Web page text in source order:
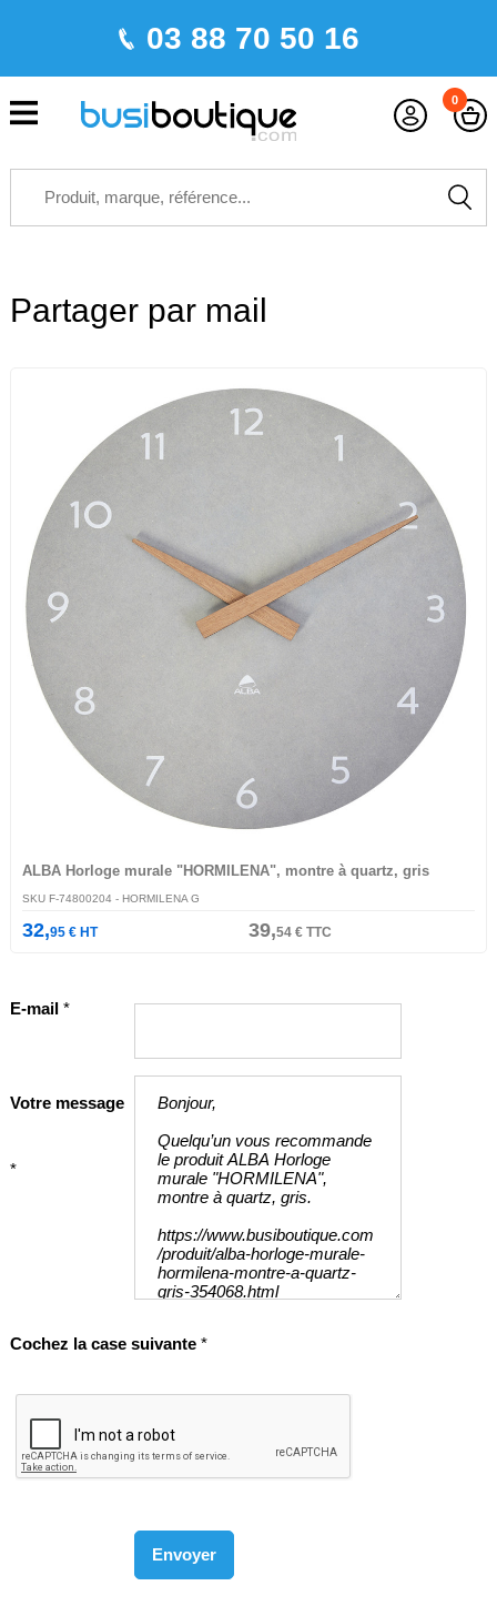
03 88 70 50 16
0
Partager par mail
ALBA Horloge murale "HORMILENA", montre à quartz, gris
SKU F-74800204- HORMILENA G
32,95€HT 39,54€TTC
E-mail *
Votre message
*
Cochez la case suivante *